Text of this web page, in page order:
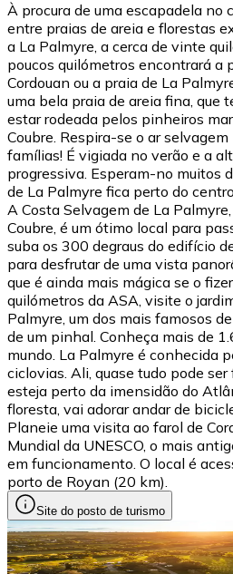
À procura de uma escapadela no
entre praias de areia e florestas
a La Palmyre, a cerca de vinte
poucos quilómetros encontrará a
Cordouan ou a praia de La
uma bela praia de areia fina, que
estar rodeada pelos pinheiros
Coubre. Respira-se o ar
famílias! É vigiada no verão e a
progressiva. Esperam-no muitos
de La Palmyre fica perto do
A Costa Selvagem de La
Coubre, é um ótimo local para
suba os 300 degraus do edifício
para desfrutar de uma vista
que é ainda mais mágica se o
quilómetros da ASA, visite o
Palmyre, um dos mais famosos
de um pinhal. Conheça mais de
mundo. La Palmyre é conhecida
ciclovias. Ali, quase tudo pode
esteja perto da imensidão do
floresta, vai adorar andar de
Planeie uma visita ao farol de
Mundial da UNESCO, o mais
em funcionamento. O local é
porto de Royan (20 km).
Site do posto de turismo